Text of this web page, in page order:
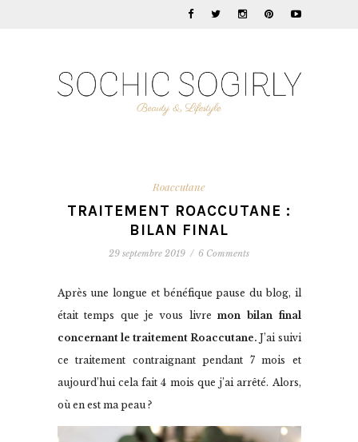
Roaccutane
TRAITEMENT ROACCUTANE :
BILAN FINAL
29 septembre 2019 / 6 Comments
Après une longue et bénéfique pause du blog, il
était temps que je vous livremon bilan final
concernant le traitement Roaccutane. J’ai suivi
ce traitement contraignant pendant 7 mois et
aujourd’hui cela fait 4 mois que j’ai arrêté. Alors,
où en est ma peau ?